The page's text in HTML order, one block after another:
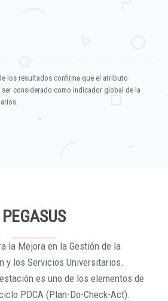
los resultados confirma que el atributo
considerado como indicador global de la
PEGASUS
la Mejora en la Gestión de la
y los Servicios Universitarios.
es uno de los elementos de
PDCA (Plan-Do-Check-Act).